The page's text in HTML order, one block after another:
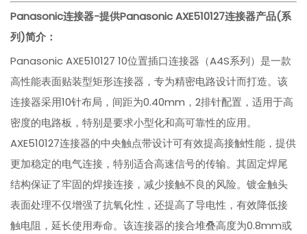
Panasonic连接器-提供Panasonic AXE510127连接器产品(系
列)简介：
Panasonic AXE510127 10位置插口连接器（A4S系列）是一款
高性能表面贴装型矩形连接器，专为精密电路设计而打造。该
连接器采用10针布局，间距为0.40mm，2排针配置，适用于高
密度的电路板，特别是要求小型化和高可靠性的应用。
AXE510127连接器的中央触点带设计可有效提高接触性能，提供
更加稳定的电气连接，特别适合高速信号的传输。其固定焊尾
结构保证了牢固的焊接连接，减少接触不良的风险。镀金触头
表面处理不仅增强了抗氧化性，还提高了导电性，有效降低接
触电阻，延长使用寿命。该连接器的接合堆叠高度为0.8mm或